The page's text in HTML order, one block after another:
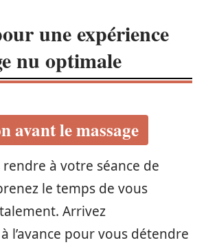
une expérience
nu optimale
avant le massage
à votre séance de
le temps de vous
Arrivez
l’avance pour vous détendre